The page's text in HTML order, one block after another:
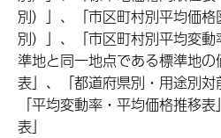
別）」、「市区町村別平均価
別）」、「市区町村別平均変
準地と同一地点である標準地
表」、「都道府県別・用途別対
「平均変動率・平均価格推移
表」